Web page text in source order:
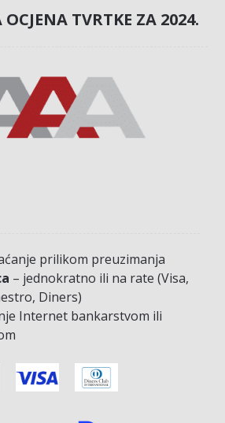
TVRTKE ZA 2024.
prilikom preuzimanja
– jednokratno ili na rate (Visa,
Diners)
Internet bankarstvom ili